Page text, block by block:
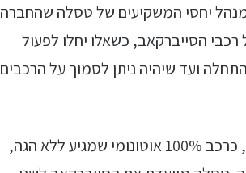
יחסי המשקיעים של טסלה שהחברה
הסייברקאב, כשאלו יחלו לפעול
ועד שיהיה ניתן לסמוך על הרכבים
, כרכב 100% אוטונומי שמגיע ללא הגה,